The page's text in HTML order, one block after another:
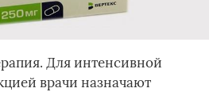
Для интенсивной
врачи назначают